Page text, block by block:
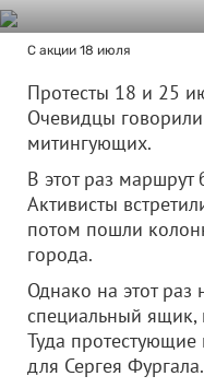
С акции 18 июля
Протесты 18 и 25
Очевидцы
митингующих.
В этот раз
Активисты
потом пошли
города.
Однако на этот
специальный ящик,
Туда протестующие
для Сергея Фургала.